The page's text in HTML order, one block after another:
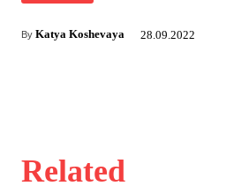
By Katya Koshevaya 28.09.2022
Related